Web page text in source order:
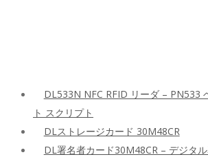
DL533N NFC RFID リーダ – PN533
ト スクリプト
DLストレージカード 30M48CR
DL署名者カード30M48CR – デジタ